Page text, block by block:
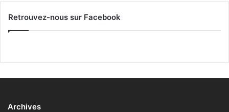
Retrouvez-nous sur Facebook
Archives